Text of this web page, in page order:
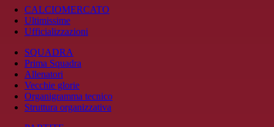
CALCIOMERCATO
Ultimissime
Ufficializzazioni
SQUADRA
Prima Squadra
Allenatori
Vecchie glorie
Organigramma tecnico
Struttura organizzativa